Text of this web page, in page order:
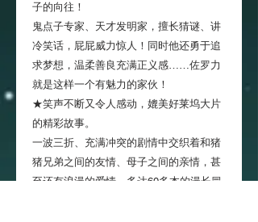
子的向往！
鬼点子专家、天才发明家，擅长猜谜、讲
冷笑话，屁屁威力惊人！同时他还勇于追
求梦想，温柔善良充满正义感……佐罗力
就是这样一个有魅力的家伙！
★笑声不断又令人感动，媲美好莱坞大片
的精彩故事。
一波三折、充满冲突的剧情中交织着和猪
猪兄弟之间的友情、母子之间的亲情，甚
至还有浪漫的爱情，多达60多本的漫长冒